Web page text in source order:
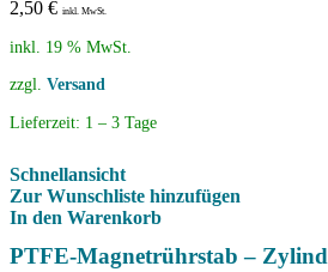
2,50 € inkl. MwSt.
inkl. 19 % MwSt.
zzgl. Versand
Lieferzeit: 1 – 3 Tage
Schnellansicht
Zur Wunschliste hinzufügen
In den Warenkorb
PTFE-Magnetrührstab –